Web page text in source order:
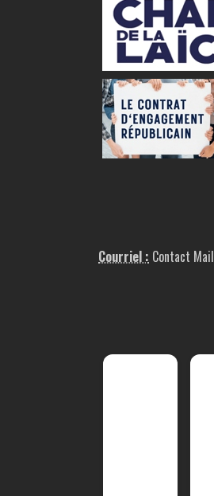
Courriel : Contact Mail